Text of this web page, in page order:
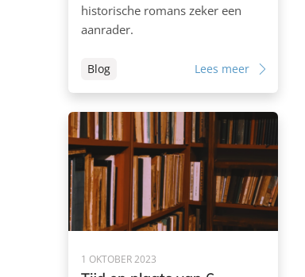
historische romans zeker een
aanrader.
Blog Lees meer
1 OKTOBER 2023